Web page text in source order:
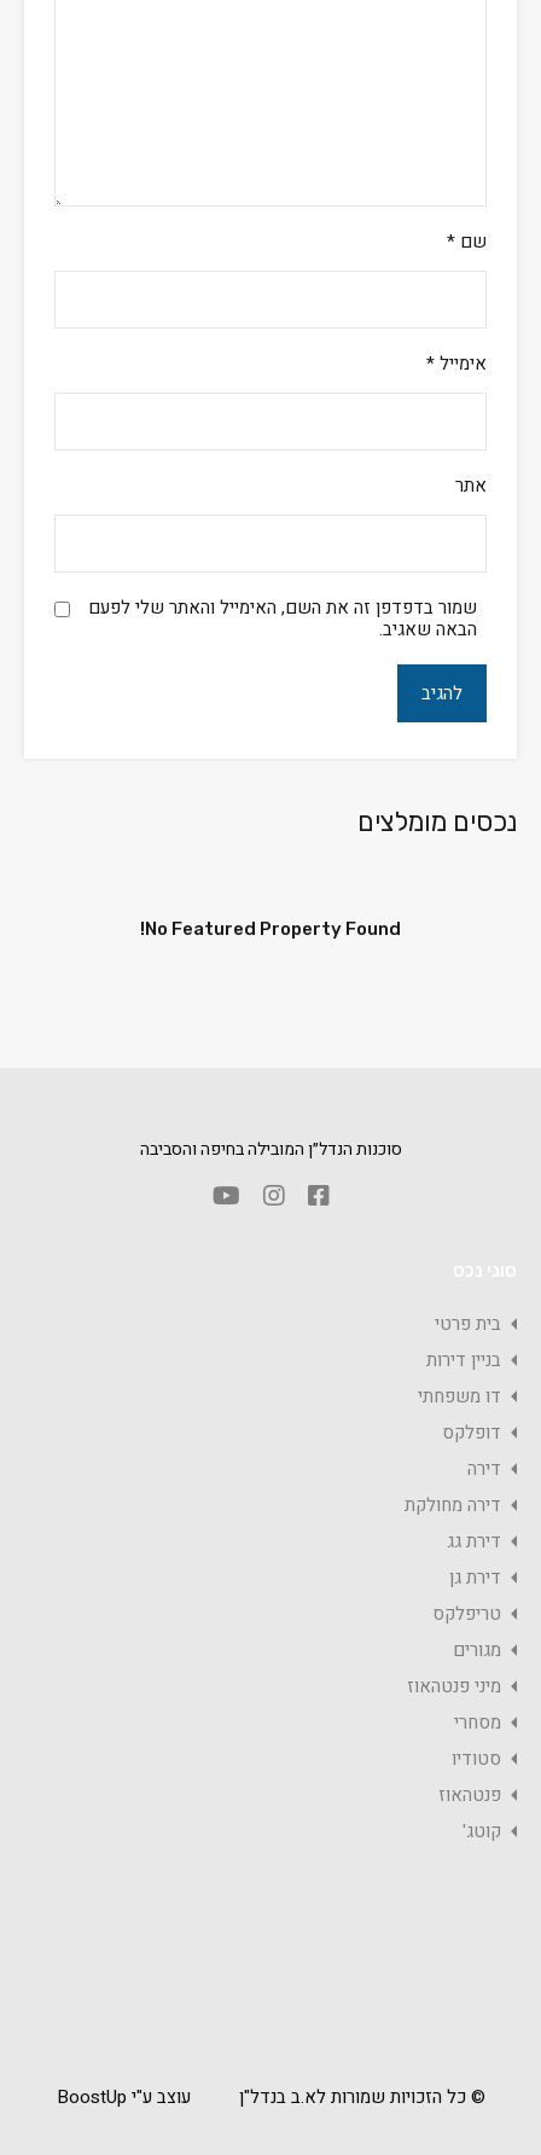
שם *
אימייל*
אתר
שמור בדפדפן זה את השם, האימייל והאתר שלי לפעם
הבאה שאגיב.
נכסים מומלצים
No Featured Property Found!
סוכנות הנדל״ן המובילה בחיפה והסביבה
בית פרטי
בניין דירות
דו משפחתי
דופלקס
דירה
דירה מחולקת
דירת גג
דירת גן
טריפלקס
מגורים
מיני פנטהאוז
מסחרי
סטודיו
פנטהאוז
קוטג'
© כל הזכויות שמורות לא.ב בנדל"ן עוצב ע"י BoostUp